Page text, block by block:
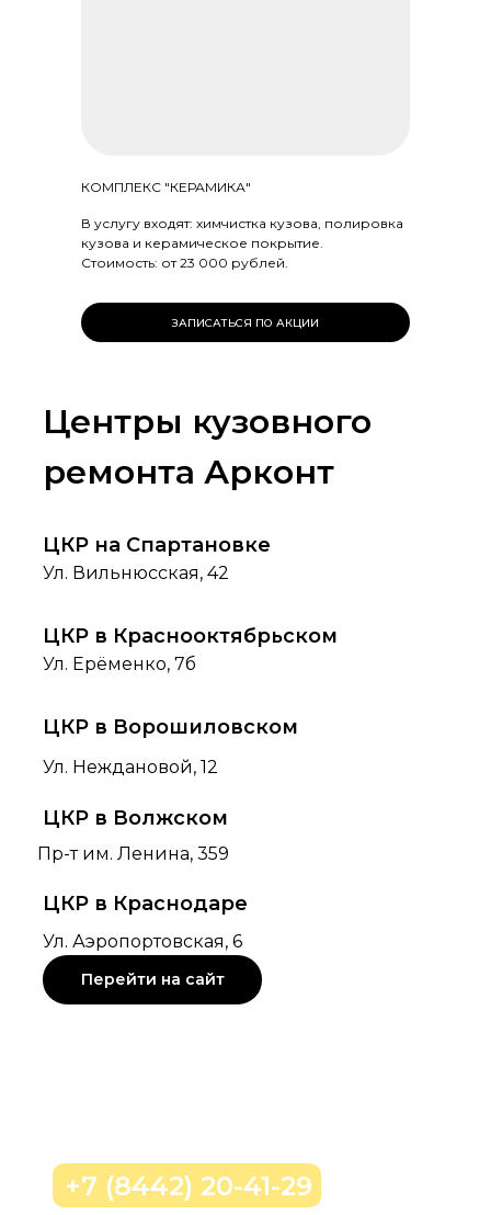
КОМПЛЕКС "КЕРАМИКА"
В услугу входят: химчистка кузова, полировка
кузова и керамическое покрытие.
Стоимость: от 23 000 рублей.
ЗАПИСАТЬСЯ ПО АКЦИИ
Центры кузовного
ремонта Арконт
Ул. Неждановой, 12
ЦКР в Волжском
ЦКР в Краснодаре
Пр-т им. Ленина, 359
Ул. Аэропортовская, 6
Перейти на сайт
ЦКР в Ворошиловском
ЦКР в Краснооктябрьском
Ул. Ерёменко, 7б
ЦКР на Спартановке
Ул. Вильнюсская, 42
+7 (8442) 20-41-29